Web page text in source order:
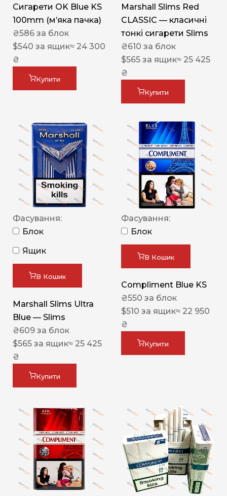
Сигарети OK Blue KS
100mm (м’яка пачка)
₴586 за блок
$540 за ящик≈ 24 300
₴
Купити
Marshall Slims Red
CLASSIC — класичні
тонкі сигарети Slims
₴610 за блок
$565 за ящик≈ 25 425
₴
Купити
Фасування:
Блок
Ящик
В Кошик
Marshall Slims Ultra
Blue — Slims
₴609 за блок
$565 за ящик≈ 25 425
₴
Купити
Фасування:
Блок
В Кошик
Compliment Blue KS
₴550 за блок
$510 за ящик≈ 22 950
₴
Купити